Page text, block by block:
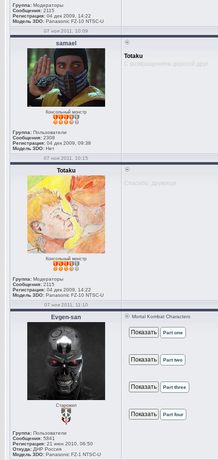
Группа: Модераторы
Сообщения: 2115
Регистрация: 04 дек 2009, 14:22
Модель 3DO: Panasonic FZ-10 NTSC-U
07 ноя 2011, 10:09
samael
Консольный монстр
Группа: Пользователи
Сообщения: 2308
Регистрация: 04 дек 2009, 09:38
Модель 3DO: Нет
Totaku
С возвращением дорогой друг.
07 ноя 2011, 10:15
Totaku
Консольный монстр
Группа: Модераторы
Сообщения: 2115
Регистрация: 04 дек 2009, 14:22
Модель 3DO: Panasonic FZ-10 NTSC-U
Спасибо, дружище
07 ноя 2011, 11:10
Evgen-san
Старожил
Группа: Пользователи
Сообщения: 5841
Регистрация: 21 июн 2010, 06:50
Откуда: ДНР Россия
Модель 3DO: Panasonic FZ-1 NTSC-U
Mortal Kombat Characters
Part one
Part two
Part three
Part four